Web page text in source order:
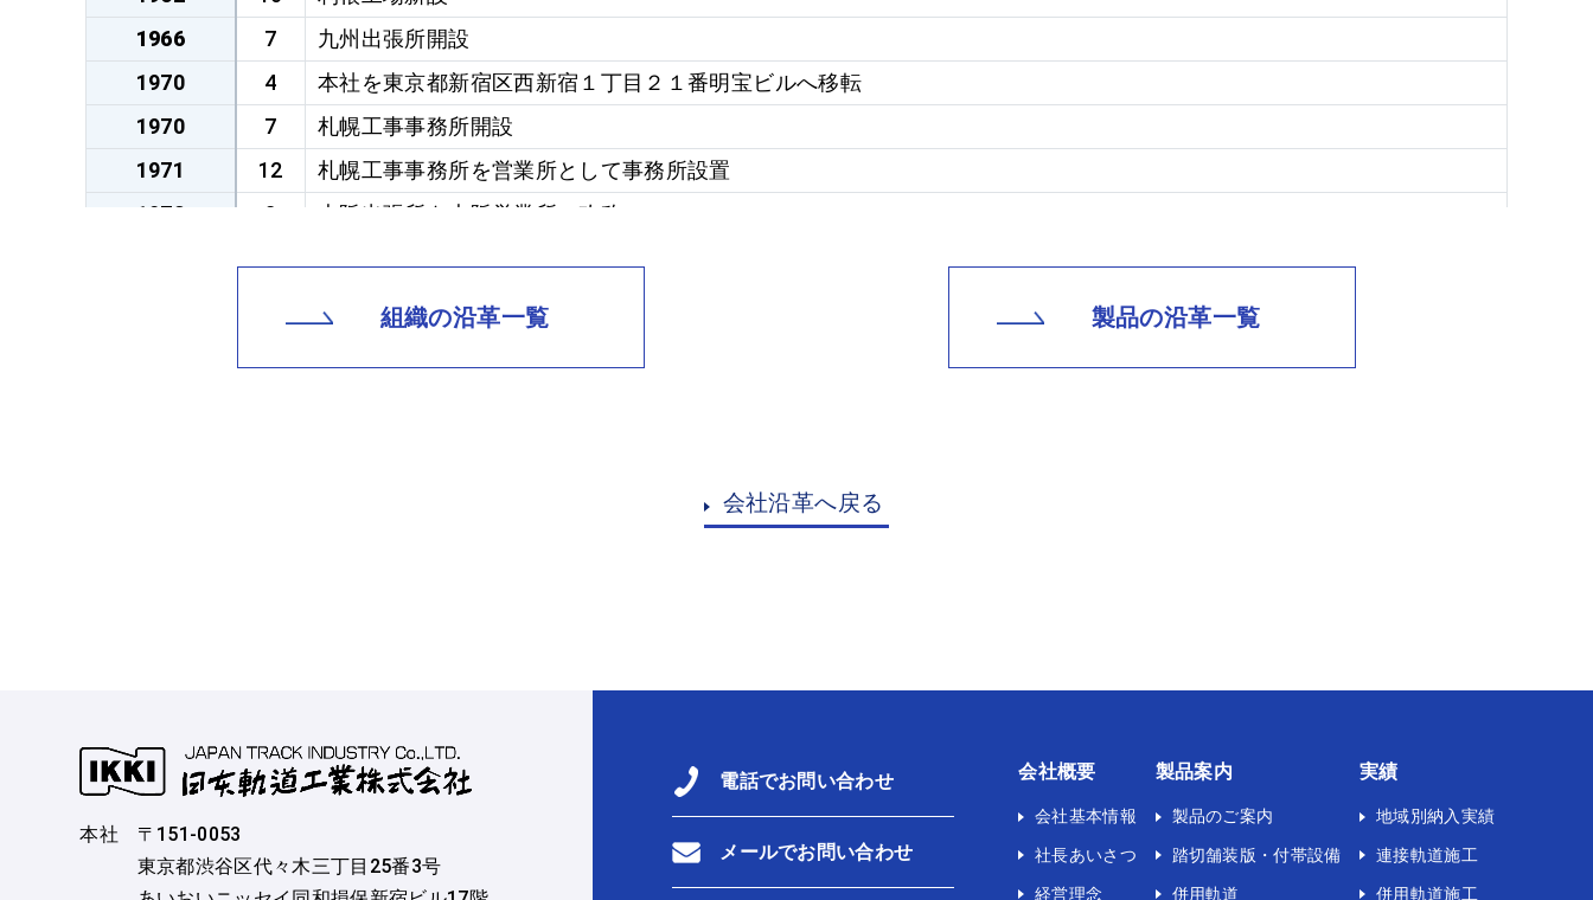
1966
7
九州出張所開設
1970
4
本社を東京都新宿区西新宿１丁目２１番明宝ビルへ移転
1970
7
札幌工事事務所開設
1971
12
札幌工事事務所を営業所として事務所設置
1972
2
大阪出張所を大阪営業所へ改称
名古屋営業所開設
1992
1
札幌工事事務所(高速電車３号線軌道工事事務所)
1992
1994
1 札幌工事事務所移転
組織の沿革一覧 製品の沿革一覧
会社沿革へ戻る
電話でお問い合わせ
メールでお問い合わせ
会社概要
会社基本情報
社長あいさつ
経営理念
製品案内
製品のご案内
踏切舗装版・付帯設備
併用軌道
実績
地域別納入実績
連接軌道施工
併用軌道施工
本社
〒151-0053
東京都渋谷区代々木三丁目25番3号